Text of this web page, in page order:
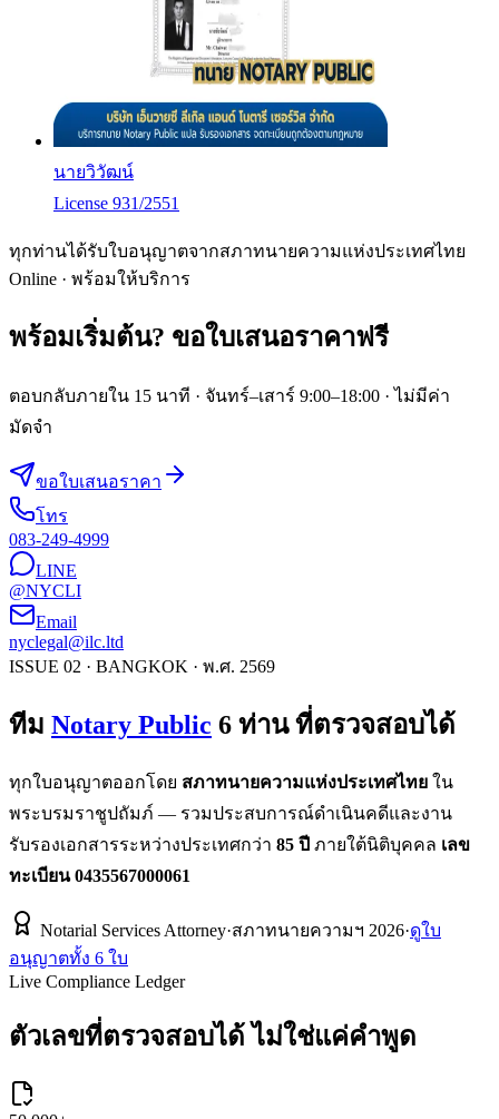
นายวิวัฒน์
License 931/2551
ทุกท่านได้รับใบอนุญาตจากสภาทนายความแห่งประเทศไทย
Online · พร้อมให้บริการ
พร้อมเริ่มต้น? ขอใบเสนอราคาฟรี
ตอบกลับภายใน 15 นาที · จันทร์–เสาร์ 9:00–18:00 · ไม่มีค่า
มัดจำ
ขอใบเสนอราคา
โทร
083-249-4999
LINE
@NYCLI
Email
nyclegal@ilc.ltd
ISSUE 02 · BANGKOK · พ.ศ. 2569
ทีม Notary Public 6 ท่าน ที่ตรวจสอบได้
ทุกใบอนุญาตออกโดย สภาทนายความแห่งประเทศไทย ใน
พระบรมราชูปถัมภ์ — รวมประสบการณ์ดำเนินคดีและงาน
รับรองเอกสารระหว่างประเทศกว่า 85 ปี ภายใต้นิติบุคคล เลข
ทะเบียน 0435567000061
Notarial Services Attorney·สภาทนายความฯ 2026·ดูใบ
อนุญาตทั้ง 6 ใบ
Live Compliance Ledger
ตัวเลขที่ตรวจสอบได้ ไม่ใช่แค่คำพูด